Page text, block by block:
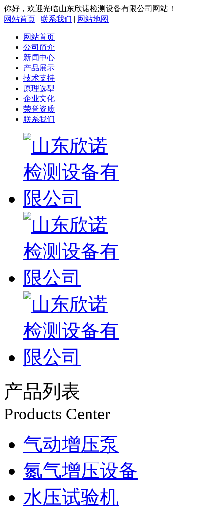
你好，欢迎光临山东欣诺检测设备有限公司网站！
网站首页 | 联系我们 | 网站地图
网站首页
公司简介
新闻中心
产品展示
技术支持
原理选型
企业文化
荣誉资质
联系我们
产品列表
Products Center
气动增压泵
氮气增压设备
水压试验机